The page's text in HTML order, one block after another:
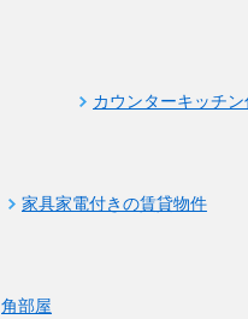
カウンターキッチ
家具家電付きの賃貸物件
角部屋